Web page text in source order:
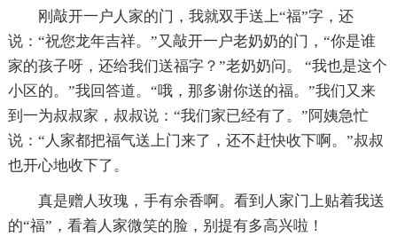
刚敲开一户人家的门，我就双手送上“福”字，还
说：“祝您龙年吉祥。”又敲开一户老奶奶的门，“你是谁
家的孩子呀，还给我们送福字？”老奶奶问。 “我也是这个
小区的。”我回答道。“哦，那多谢你送的福。”我们又来
到一为叔叔家，叔叔说：“我们家已经有了。”阿姨急忙
说：“人家都把福气送上门来了，还不赶快收下啊。”叔叔
也开心地收下了。
真是赠人玫瑰，手有余香啊。看到人家门上贴着我送
的“福”，看着人家微笑的脸，别提有多高兴啦！